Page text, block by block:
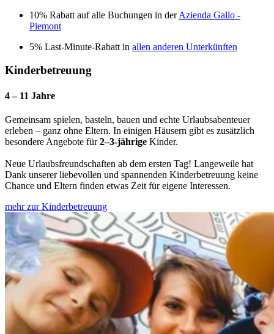
10% Rabatt auf alle Buchungen in derAzienda Gallo -
Piemont
5% Last-Minute-Rabatt in allen anderen Unterkünften
Kinderbetreuung
4 – 11 Jahre
Gemeinsam spielen, basteln, bauen und echte Urlaubsabenteuer
erleben – ganz ohne Eltern. In einigen Häusern gibt es zusätzlich
besondere Angebote für2–3-jährige Kinder.
Neue Urlaubsfreundschaften ab dem ersten Tag! Langeweile hat
Dank unserer liebevollen und spannenden Kinderbetreuung keine
Chance und Eltern finden etwas Zeit für eigene Interessen.
mehr zur Kinderbetreuung